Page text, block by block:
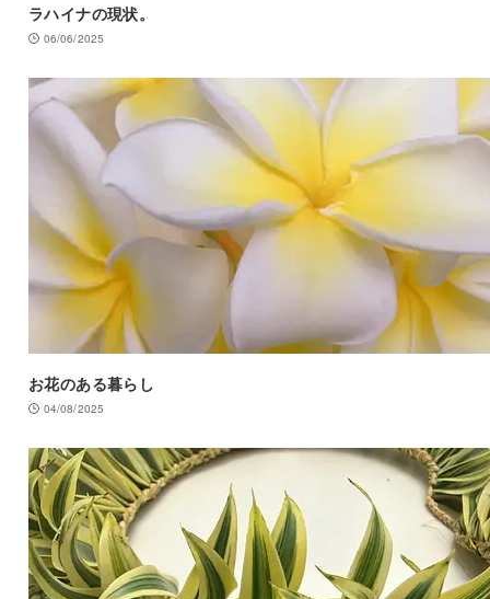
ラハイナの現状。
06/06/2025
お花のある暮らし
04/08/2025